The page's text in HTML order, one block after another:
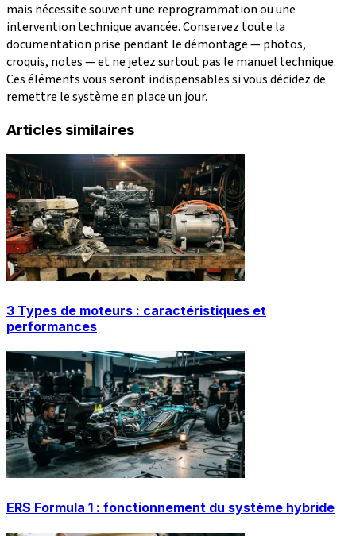
mais nécessite souvent une reprogrammation ou une
intervention technique avancée. Conservez toute la
documentation prise pendant le démontage — photos,
croquis, notes — et ne jetez surtout pas le manuel technique.
Ces éléments vous seront indispensables si vous décidez de
remettre le système en place un jour.
Articles similaires
3 Types de moteurs : caractéristiques et
performances
ERS Formula 1 : fonctionnement du système hybride